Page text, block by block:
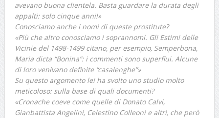
avevano buona clientela. Basta guardare la durata degli
appalti: solo cinque anni!»
Conosciamo anche i nomi di queste prostitute?
«Più che altro conosciamo i soprannomi. Gli Estimi delle
Vicinie del 1498-1499 citano, per esempio, Semperbona,
Maria dicta “Bonina”: i commenti sono superflui. Alcune
di loro venivano definite “casalenghe”»
Su questo argomento lei ha svolto uno studio molto
meticoloso: sulla base di quali documenti?
«Cronache coeve come quelle di Donato Calvi,
Gianbattista Angelini, Celestino Colleoni e altri, che però